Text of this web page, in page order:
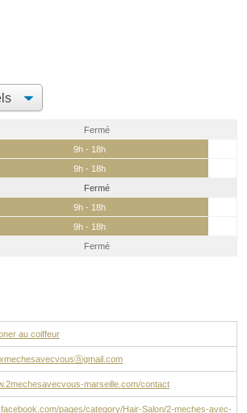
Fermé
9h - 18h
9h - 18h
Fermé
9h - 18h
9h - 18h
Fermé
au coiffeur
marseille.com/contact
pages/category/Hair-Salon/2-meches-avec-